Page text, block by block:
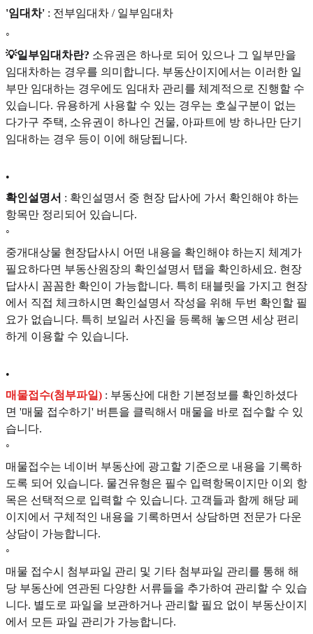
'임대차' : 전부임대차 / 일부임대차
◦
💡일부임대차란? 소유권은 하나로 되어 있으나 그 일부만을
임대차하는 경우를 의미합니다. 부동산이지에서는 이러한 일
부만 임대하는 경우에도 임대차 관리를 체계적으로 진행할 수
있습니다. 유용하게 사용할 수 있는 경우는 호실구분이 없는
다가구 주택, 소유권이 하나인 건물, 아파트에 방 하나만 단기
임대하는 경우 등이 이에 해당됩니다.
•
확인설명서 : 확인설명서 중 현장 답사에 가서 확인해야 하는
항목만 정리되어 있습니다.
◦
중개대상물 현장답사시 어떤 내용을 확인해야 하는지 체계가
필요하다면 부동산원장의 확인설명서 탭을 확인하세요. 현장
답사시 꼼꼼한 확인이 가능합니다. 특히 태블릿을 가지고 현장
에서 직접 체크하시면 확인설명서 작성을 위해 두번 확인할 필
요가 없습니다. 특히 보일러 사진을 등록해 놓으면 세상 편리
하게 이용할 수 있습니다.
•
매물접수(첨부파일) : 부동산에 대한 기본정보를 확인하셨다
면 '매물 접수하기' 버튼을 클릭해서 매물을 바로 접수할 수 있
습니다.
◦
매물접수는 네이버 부동산에 광고할 기준으로 내용을 기록하
도록 되어 있습니다. 물건유형은 필수 입력항목이지만 이외 항
목은 선택적으로 입력할 수 있습니다. 고객들과 함께 해당 페
이지에서 구체적인 내용을 기록하면서 상담하면 전문가 다운
상담이 가능합니다.
◦
매물 접수시 첨부파일 관리 및 기타 첨부파일 관리를 통해 해
당 부동산에 연관된 다양한 서류들을 추가하여 관리할 수 있습
니다. 별도로 파일을 보관하거나 관리할 필요 없이 부동산이지
에서 모든 파일 관리가 가능합니다.